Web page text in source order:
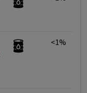
<1%